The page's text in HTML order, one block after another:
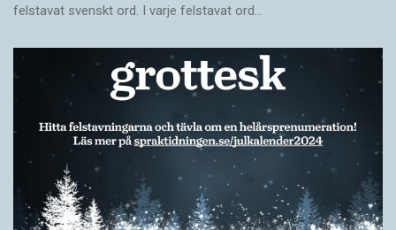
felstavat svenskt ord. I varje felstavat ord…